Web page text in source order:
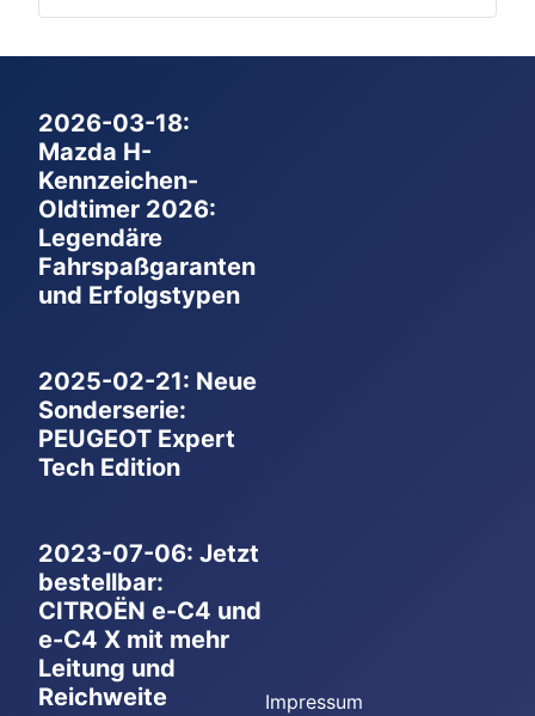
2026-03-18:
Mazda H-
Kennzeichen-
Oldtimer 2026:
Legendäre
Fahrspaßgaranten
und Erfolgstypen
2025-02-21: Neue
Sonderserie:
PEUGEOT Expert
Tech Edition
2023-07-06: Jetzt
bestellbar:
CITROËN e-C4 und
e-C4 X mit mehr
Leitung und
Reichweite
Impressum